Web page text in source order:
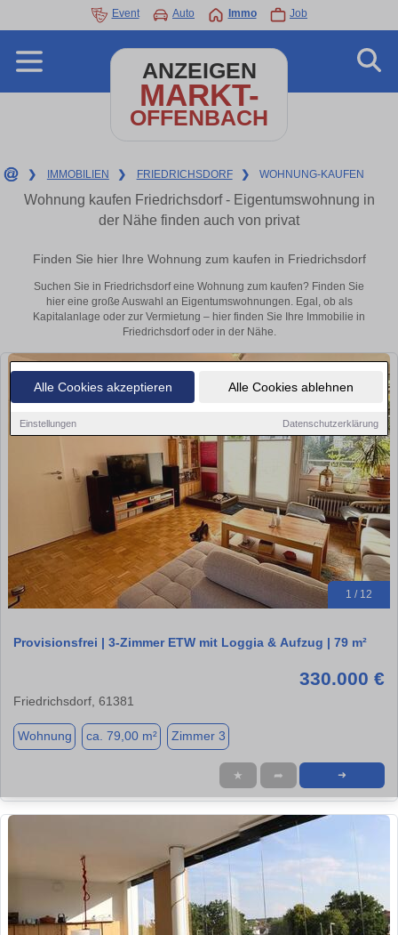
Alle Cookies akzeptieren Alle Cookies ablehnen
Einstellungen Datenschutzerklärung
Event Auto Immo Job
ANZEIGEN
MARKT-
OFFENBACH
❯ IMMOBILIEN ❯ FRIEDRICHSDORF ❯ WOHNUNG-KAUFEN
Wohnung kaufen Friedrichsdorf - Eigentumswohnung in
der Nähe finden auch von privat
Finden Sie hier Ihre Wohnung zum kaufen in Friedrichsdorf
Suchen Sie in Friedrichsdorf eine Wohnung zum kaufen? Finden Sie
hier eine große Auswahl an Eigentumswohnungen. Egal, ob als
Kapitalanlage oder zur Vermietung – hier finden Sie Ihre Immobilie in
Friedrichsdorf oder in der Nähe.
1 / 12
Provisionsfrei | 3-Zimmer ETW mit Loggia & Aufzug | 79 m²
330.000 €
Friedrichsdorf, 61381
Wohnung ca. 79,00 m² Zimmer 3
★ ➦ ➜